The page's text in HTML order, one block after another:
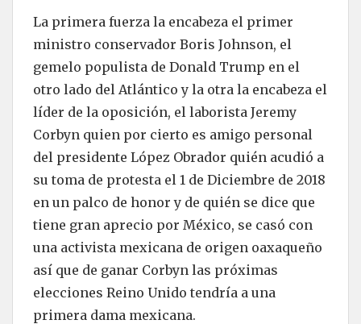
La primera fuerza la encabeza el primer
ministro conservador Boris Johnson, el
gemelo populista de Donald Trump en el
otro lado del Atlántico y la otra la encabeza el
líder de la oposición, el laborista Jeremy
Corbyn quien por cierto es amigo personal
del presidente López Obrador quién acudió a
su toma de protesta el 1 de Diciembre de 2018
en un palco de honor y de quién se dice que
tiene gran aprecio por México, se casó con
una activista mexicana de origen oaxaqueño
así que de ganar Corbyn las próximas
elecciones Reino Unido tendría a una
primera dama mexicana.